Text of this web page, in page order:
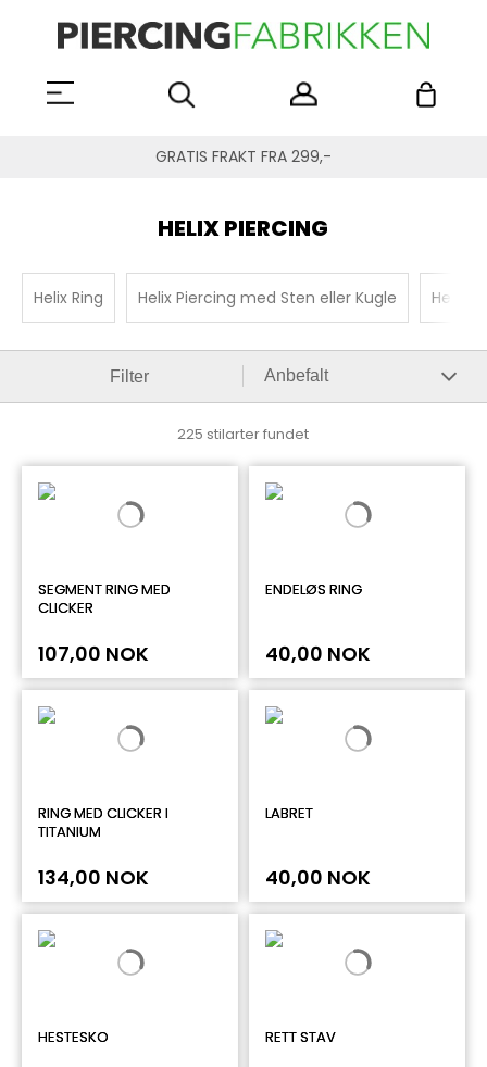
GRATIS FRAKT FRA 299,-
HELIX PIERCING
Helix Ring Helix Piercing med Sten eller Kugle Helix-
Filter
225 stilarter fundet
SEGMENT RING MED
CLICKER
107,00 NOK
ENDELØS RING
40,00 NOK
RING MED CLICKER I
TITANIUM
134,00 NOK
LABRET
40,00 NOK
HESTESKO RETT STAV